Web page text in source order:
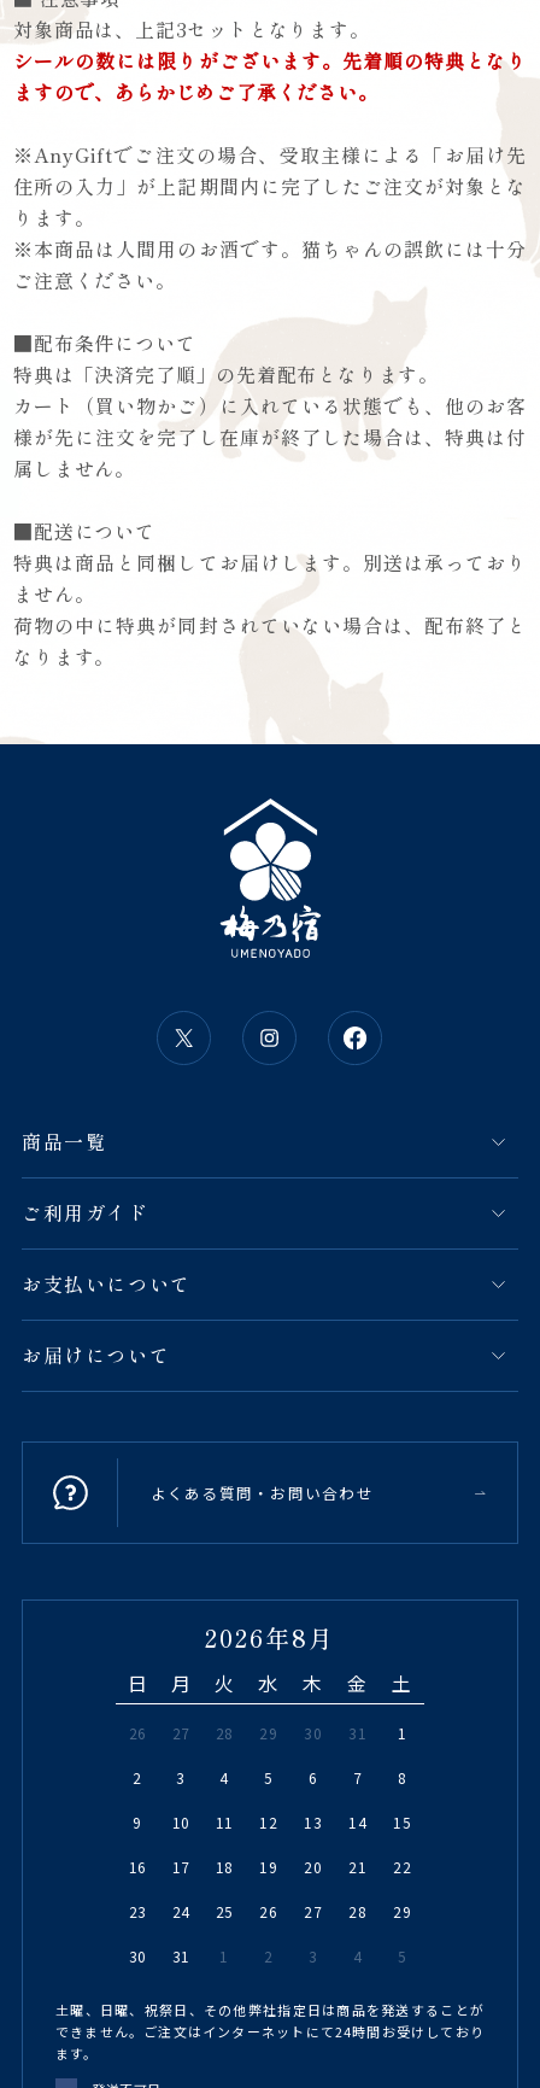
対象商品は、上記3セットとなります。
シールの数には限りがございます。先着順の特典となり
ますので、あらかじめご了承ください。
※AnyGiftでご注文の場合、受取主様による「お届け先
住所の入力」が上記期間内に完了したご注文が対象とな
ります。
※本商品は人間用のお酒です。猫ちゃんの誤飲には十分
ご注意ください。
■配布条件について
特典は「決済完了順」の先着配布となります。
カート（買い物かご）に入れている状態でも、他のお客
様が先に注文を完了し在庫が終了した場合は、特典は付
属しません。
■配送について
特典は商品と同梱してお届けします。別送は承っており
ません。
荷物の中に特典が同封されていない場合は、配布終了と
なります。
商品一覧
ご利用ガイド
お支払いについて
お届けについて
よくある質問・お問い合わせ
2026年8月
日 月 火 水 木 金 土
26 27 28 29 30 31 1
2 3 4 5 6 7 8
9 10 11 12 13 14 15
16 17 18 19 20 21 22
23 24 25 26 27 28 29
30 31 1 2 3 4 5
土曜、日曜、祝祭日、その他弊社指定日は商品を発送することが
できません。ご注文はインターネットにて24時間お受けしており
ます。